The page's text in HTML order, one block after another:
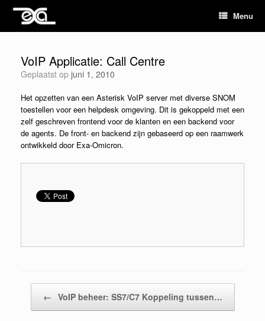
Menu
VoIP Applicatie: Call Centre
Geplaatst op juni 1, 2010
Het opzetten van een Asterisk VoIP server met diverse SNOM
toestellen voor een helpdesk omgeving. Dit is gekoppeld met een
zelf geschreven frontend voor de klanten en een backend voor
de agents. De front- en backend zijn gebaseerd op een raamwerk
ontwikkeld door Exa-Omicron.
← VoIP beheer: SS7/C7 Koppeling tussen…